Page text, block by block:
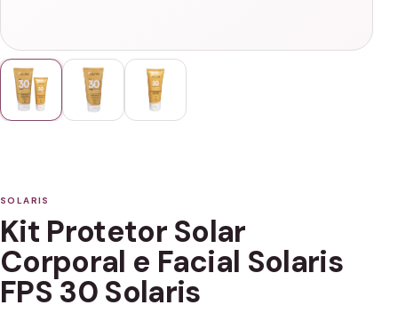
SOLARIS
Kit Protetor Solar
Corporal e Facial Solaris
FPS 30 Solaris